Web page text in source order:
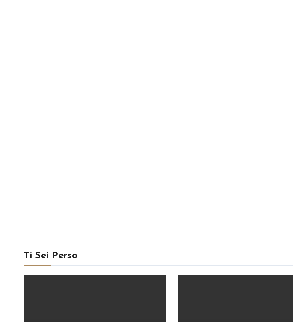
Ti Sei Perso